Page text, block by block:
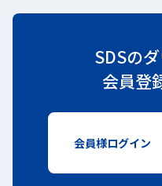
SDSの
会員登
会員様ログイン